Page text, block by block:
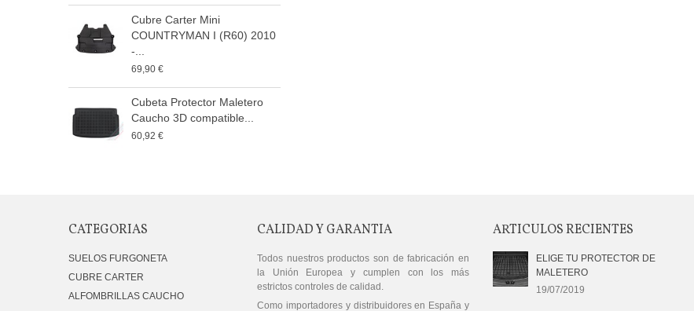
Cubre Carter Mini
COUNTRYMAN I (R60) 2010
-...
69,90 €
Cubeta Protector Maletero
Caucho 3D compatible...
60,92 €
CATEGORIAS
SUELOS FURGONETA
CUBRE CARTER
ALFOMBRILLAS CAUCHO
CALIDAD Y GARANTIA
Todos nuestros productos son de fabricación en
la Unión Europea y cumplen con los más
estrictos controles de calidad.
Como importadores y distribuidores en España y
ARTICULOS RECIENTES
ELIGE TU PROTECTOR DE
MALETERO
19/07/2019